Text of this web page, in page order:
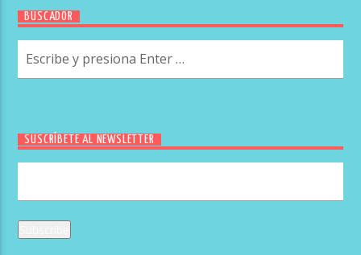
BUSCADOR
SUSCRÍBETE AL NEWSLETTER